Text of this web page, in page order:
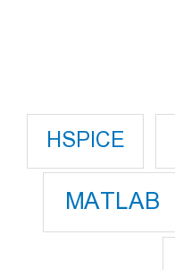
HSPICE
MATLAB